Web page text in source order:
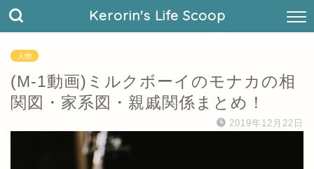
Kerorin's Life Scoop
人物
(M-1動画)ミルクボーイのモナカの相
関図・家系図・親戚関係まとめ！
2019年12月22日